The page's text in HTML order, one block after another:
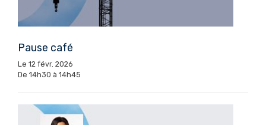
Pause café
Le 12 févr. 2026
De 14h30 à 14h45